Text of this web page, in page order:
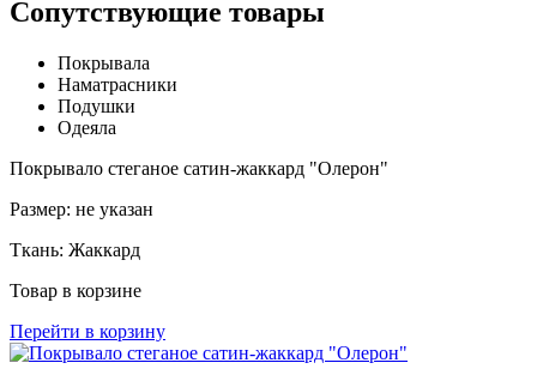
Сопутствующие товары
Покрывала
Наматрасники
Подушки
Одеяла
Покрывало стеганое сатин-жаккард "Олерон"
Размер: не указан
Ткань: Жаккард
Товар в корзине
Перейти в корзину